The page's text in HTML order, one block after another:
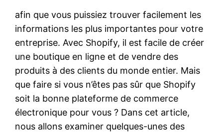
afin que vous puissiez trouver facilement les
informations les plus importantes pour votre
entreprise. Avec Shopify, il est facile de créer
une boutique en ligne et de vendre des
produits à des clients du monde entier. Mais
que faire si vous n’êtes pas sûr que Shopify
soit la bonne plateforme de commerce
électronique pour vous ? Dans cet article,
nous allons examiner quelques-unes des